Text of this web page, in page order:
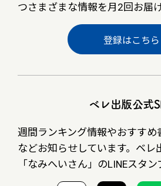
つさまざまな情報を月2回お届け
登録はこちら
ベレ出版公式
週間ランキング情報やおすすめ
などお知らせしています。ベレ
「なみへいさん」のLINEスタン